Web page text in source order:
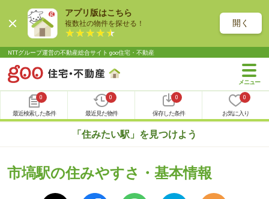
アプリ版はこちら
複数社の物件を探せる！ 開く
NTTグループ運営の不動産総合サイト goo住宅・不動産
0
最近検索した条件
0
最近見た物件
0
保存した条件
0
お気に入り
「住みたい駅」を見つけよう
市塙駅の住みやすさ・基本情報